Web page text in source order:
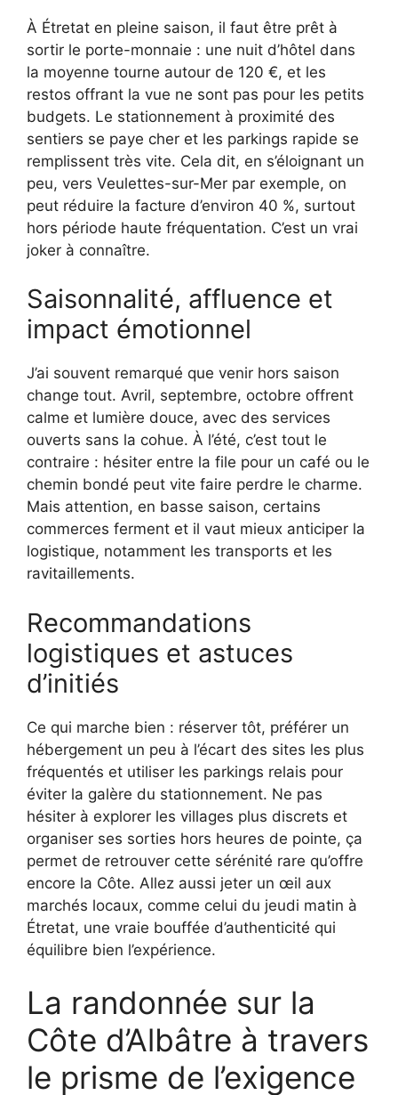
À Étretat en pleine saison, il faut être prêt à
sortir le porte-monnaie : une nuit d’hôtel dans
la moyenne tourne autour de 120 €, et les
restos offrant la vue ne sont pas pour les petits
budgets. Le stationnement à proximité des
sentiers se paye cher et les parkings rapide se
remplissent très vite. Cela dit, en s’éloignant un
peu, vers Veulettes-sur-Mer par exemple, on
peut réduire la facture d’environ 40 %, surtout
hors période haute fréquentation. C’est un vrai
joker à connaître.
Saisonnalité, affluence et
impact émotionnel
J’ai souvent remarqué que venir hors saison
change tout. Avril, septembre, octobre offrent
calme et lumière douce, avec des services
ouverts sans la cohue. À l’été, c’est tout le
contraire : hésiter entre la file pour un café ou le
chemin bondé peut vite faire perdre le charme.
Mais attention, en basse saison, certains
commerces ferment et il vaut mieux anticiper la
logistique, notamment les transports et les
ravitaillements.
Recommandations
logistiques et astuces
d’initiés
Ce qui marche bien : réserver tôt, préférer un
hébergement un peu à l’écart des sites les plus
fréquentés et utiliser les parkings relais pour
éviter la galère du stationnement. Ne pas
hésiter à explorer les villages plus discrets et
organiser ses sorties hors heures de pointe, ça
permet de retrouver cette sérénité rare qu’offre
encore la Côte. Allez aussi jeter un œil aux
marchés locaux, comme celui du jeudi matin à
Étretat, une vraie bouffée d’authenticité qui
équilibre bien l’expérience.
La randonnée sur la
Côte d’Albâtre à travers
le prisme de l’exigence